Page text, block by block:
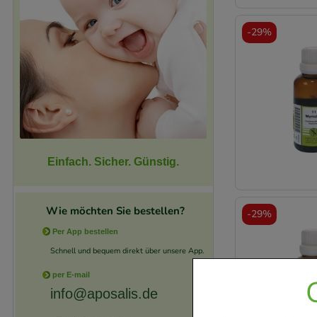
-29%
-29%
Einfach. Sicher. Günstig.
Wie möchten Sie bestellen?
Per App bestellen
Schnell und bequem direkt über unsere App.
per E-mail
info@aposalis.de